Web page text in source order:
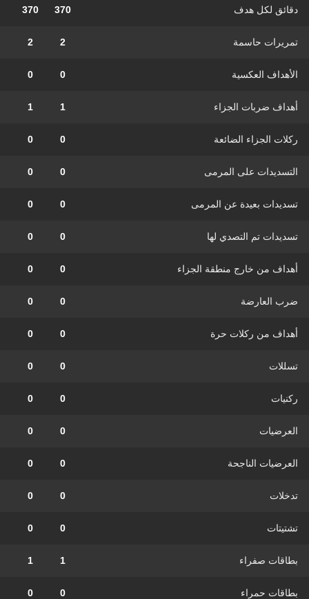
دقائق لكل هدف 370
370
تمريرات حاسمة 2
2
الأهداف العكسية 0
0
أهداف ضربات الجزاء 1
1
ركلات الجزاء الضائعة 0
0
التسديدات على المرمى 0
0
تسديدات بعيدة عن المرمى 0
0
تسديدات تم التصدي لها 0
0
أهداف من خارج منطقة الجزاء 0
0
ضرب العارضة 0
0
أهداف من ركلات حرة 0
0
تسللات 0
0
ركنيات 0
0
العرضيات 0
0
العرضيات الناجحة 0
0
تدخلات 0
0
تشتيتات 0
0
بطاقات صفراء 1
1
بطاقات حمراء 0
0